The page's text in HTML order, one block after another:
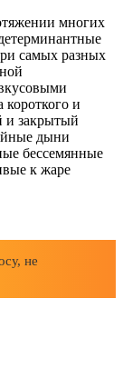
многих
самых разных
и
и закрытый
дыни
бессемянные
к жаре
не